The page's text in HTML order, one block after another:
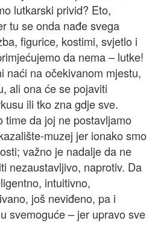
lutkarski privid? Eto,
tu se onda nađe svega
figurice, kostimi, svjetlo i
da nema – lutke!
naći na očekivanom mjestu,
ali ona će se pojaviti
ili tko zna gdje sve.
time da joj ne postavljamo
muzej jer ionako smo
važno je nadalje da ne
nezaustavljivo, naprotiv. Da
intuitivno,
još neviđeno, pa i
svemoguće – jer upravo sve